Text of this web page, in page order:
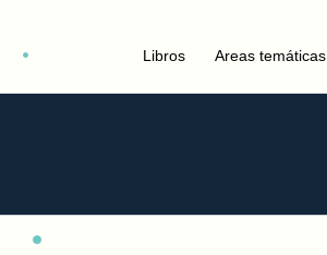
Libros Areas temáticas